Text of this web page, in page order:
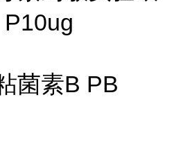
菌素B PB